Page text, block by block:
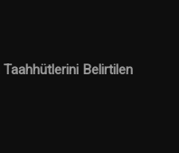
Taahhütlerini Belirtilen